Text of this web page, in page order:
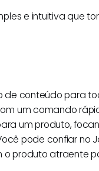
e intuitiva que
de conteúdo para
um comando
um produto,
pode confiar no
produto atraente